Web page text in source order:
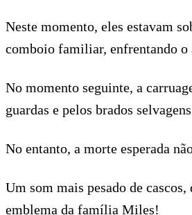
Neste momento, eles estavam
comboio familiar, enfrentando o
No momento seguinte, a
guardas e pelos brados
No entanto, a morte esperada
Um som mais pesado de
emblema da família Miles!